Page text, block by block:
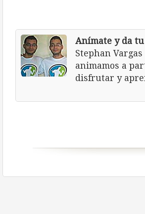
Anímate y da
Stephan
animamos a
disfrutar y